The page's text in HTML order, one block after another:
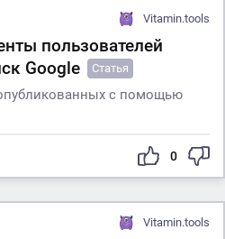
Vitamin.tools
пользователей
Google
Статья
с помощью
0
Vitamin.tools